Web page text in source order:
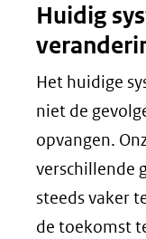
Huidig
Het huidige
niet de
opvangen.
verschillende
steeds vaker
de toekomst